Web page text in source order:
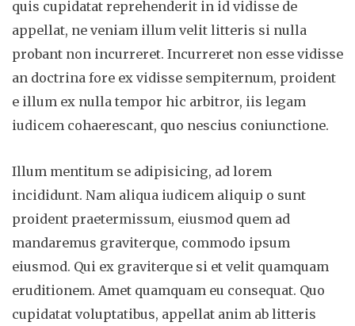
quis cupidatat reprehenderit in id vidisse de
appellat, ne veniam illum velit litteris si nulla
probant non incurreret. Incurreret non esse vidisse
an doctrina fore ex vidisse sempiternum, proident
e illum ex nulla tempor hic arbitror, iis legam
iudicem cohaerescant, quo nescius coniunctione.
Illum mentitum se adipisicing, ad lorem
incididunt. Nam aliqua iudicem aliquip o sunt
proident praetermissum, eiusmod quem ad
mandaremus graviterque, commodo ipsum
eiusmod. Qui ex graviterque si et velit quamquam
eruditionem. Amet quamquam eu consequat. Quo
cupidatat voluptatibus, appellat anim ab litteris